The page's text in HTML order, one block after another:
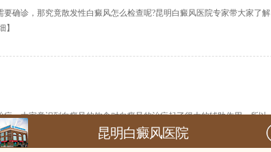
确诊，那究竟散发性白癜风怎么检查呢?昆明白癜风医院专家带大家了解
】
。大家意识到白癜风的饮食对白癜风的治疗起了很大的辅助作用，所以
细】 昆明白癜风医院